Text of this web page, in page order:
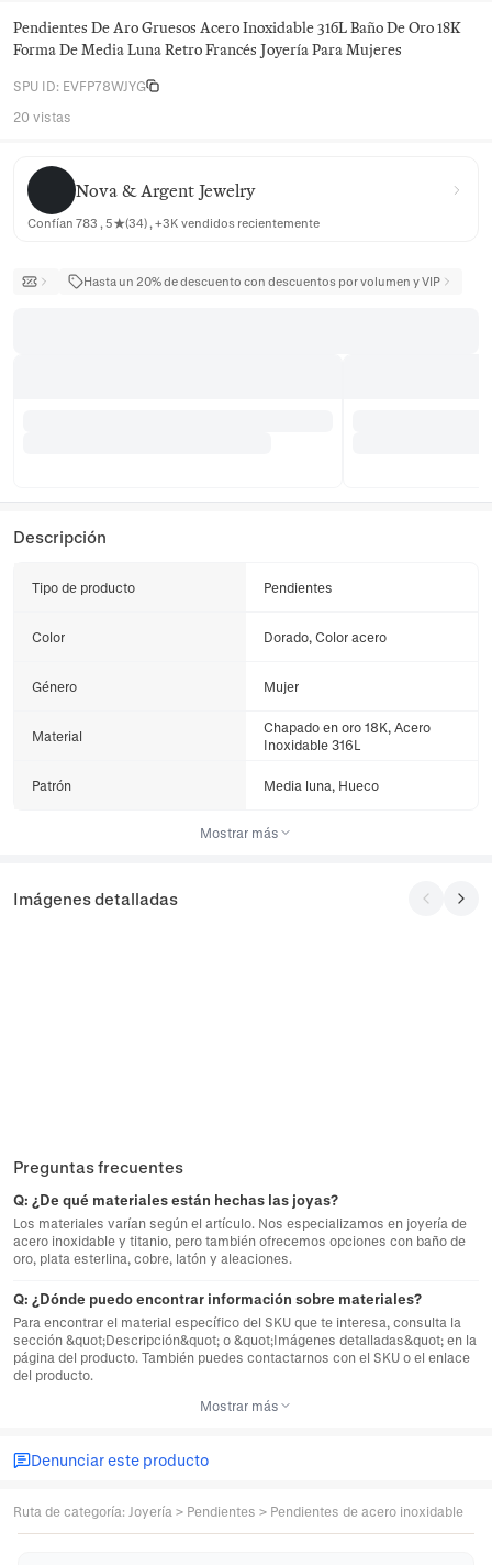
Pendientes De Aro Gruesos Acero Inoxidable 316L Baño De Oro 18K
Forma De Media Luna Retro Francés Joyería Para Mujeres
SPU ID: EVFP78WJYG
20 vistas
Nova & Argent Jewelry
Nova & Argent Jewelry
Confían 783 , 5★(34) , +3K vendidos recientemente
Hasta un 20% de descuento con descuentos por volumen y VIP
Descripción
Tipo de producto Pendientes
Color Dorado, Color acero
Género Mujer
Material
Chapado en oro 18K, Acero
Inoxidable 316L
Patrón Media luna, Hueco
Mostrar más
Imágenes detalladas
Preguntas frecuentes
Q: ¿De qué materiales están hechas las joyas?
Los materiales varían según el artículo. Nos especializamos en joyería de
acero inoxidable y titanio, pero también ofrecemos opciones con baño de
oro, plata esterlina, cobre, latón y aleaciones.
Q: ¿Dónde puedo encontrar información sobre materiales?
Para encontrar el material específico del SKU que te interesa, consulta la
sección &quot;Descripción&quot; o &quot;Imágenes detalladas&quot; en la
página del producto. También puedes contactarnos con el SKU o el enlace
del producto.
Mostrar más
Denunciar este producto
Ruta de categoría: Joyería > Pendientes > Pendientes de acero inoxidable